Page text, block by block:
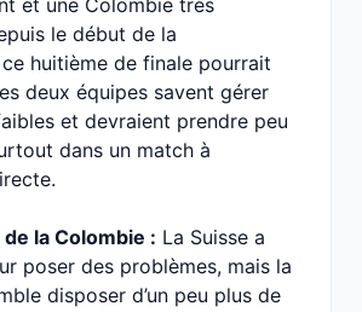
et une Colombie très
le début de la
huitième de finale pourrait
deux équipes savent gérer
et devraient prendre peu
dans un match à
la Colombie : La Suisse a
poser des problèmes, mais la
disposer d’un peu plus de